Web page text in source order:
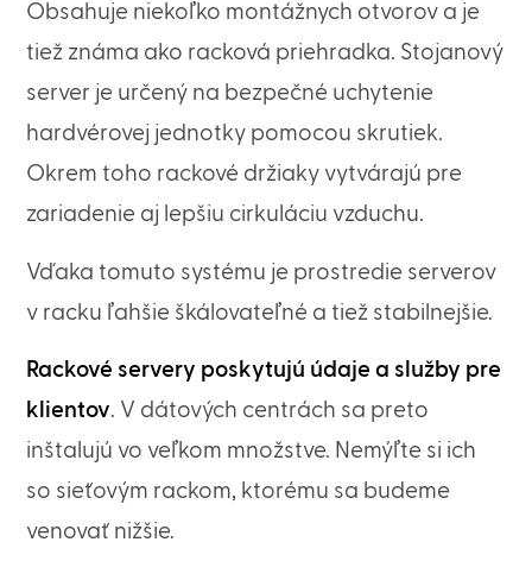
Obsahuje niekoľko montážnych otvorov a je
tiež známa ako racková priehradka. Stojanový
server je určený na bezpečné uchytenie
hardvérovej jednotky pomocou skrutiek.
Okrem toho rackové držiaky vytvárajú pre
zariadenie aj lepšiu cirkuláciu vzduchu.
Vďaka tomuto systému je prostredie serverov
v racku ľahšie škálovateľné a tiež stabilnejšie.
Rackové servery poskytujú údaje a služby pre
klientov. V dátových centrách sa preto
inštalujú vo veľkom množstve. Nemýľte si ich
so sieťovým rackom, ktorému sa budeme
venovať nižšie.